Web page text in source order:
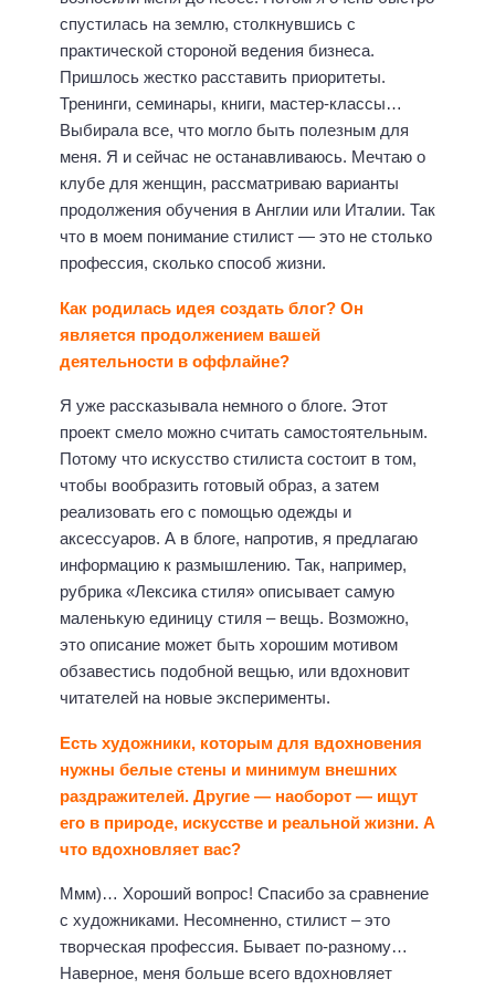
спустилась на землю, столкнувшись с
практической стороной ведения бизнеса.
Пришлось жестко расставить приоритеты.
Тренинги, семинары, книги, мастер-классы…
Выбирала все, что могло быть полезным для
меня. Я и сейчас не останавливаюсь. Мечтаю о
клубе для женщин, рассматриваю варианты
продолжения обучения в Англии или Италии. Так
что в моем понимание стилист — это не столько
профессия, сколько способ жизни.
Как родилась идея создать блог? Он
является продолжением вашей
деятельности в оффлайне?
Я уже рассказывала немного о блоге. Этот
проект смело можно считать самостоятельным.
Потому что искусство стилиста состоит в том,
чтобы вообразить готовый образ, а затем
реализовать его с помощью одежды и
аксессуаров. А в блоге, напротив, я предлагаю
информацию к размышлению. Так, например,
рубрика «Лексика стиля» описывает самую
маленькую единицу стиля – вещь. Возможно,
это описание может быть хорошим мотивом
обзавестись подобной вещью, или вдохновит
читателей на новые эксперименты.
Есть художники, которым для вдохновения
нужны белые стены и минимум внешних
раздражителей. Другие — наоборот — ищут
его в природе, искусстве и реальной жизни. А
что вдохновляет вас?
Ммм)… Хороший вопрос! Спасибо за сравнение
с художниками. Несомненно, стилист – это
творческая профессия. Бывает по-разному…
Наверное, меня больше всего вдохновляет